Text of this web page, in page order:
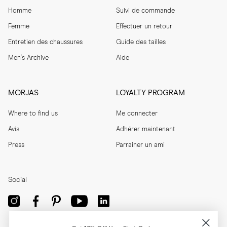
Homme
Femme
Entretien des chaussures
Men's Archive
Suivi de commande
Effectuer un retour
Guide des tailles
Aide
MORJAS
Where to find us
Avis
Press
LOYALTY PROGRAM
Me connecter
Adhérer maintenant
Parrainer un ami
Social